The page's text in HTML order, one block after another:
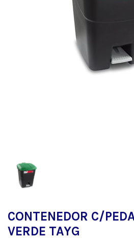
CONTENEDOR C/
VERDE TAYG